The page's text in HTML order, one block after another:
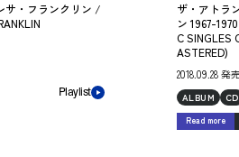
サ・フランクリン /
Playlist
ザ・アトラ
ン 1967-
C SINGLES
ASTERED)
2018.09.28 発
ALBUM CD
Read more